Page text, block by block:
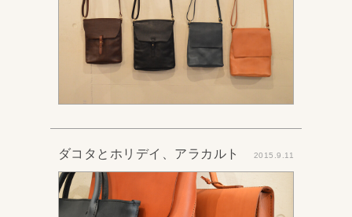
ダコタとホリデイ、アラカルト 2015.9.11